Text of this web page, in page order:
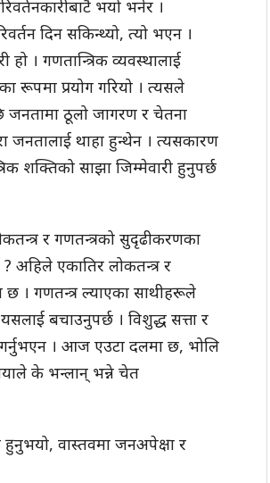
भयो भनेर ।
दिन सकिन्थ्यो, त्यो भएन ।
। गणतान्त्रिक व्यवस्थालाई
रूपमा प्रयोग गरियो । त्यसले
जनतामा ठूलो जागरण र चेतना
जनतालाई थाहा हुन्थेन । त्यसकारण
शक्तिको साझा जिम्मेवारी हुनुपर्छ
र गणतन्त्रको सुदृढीकरणका
अहिले एकातिर लोकतन्त्र र
। गणतन्त्र ल्याएका साथीहरूले
बचाउनुपर्छ । विशुद्ध सत्ता र
गर्नुभएन । आज एउटा दलमा छ, भोलि
के भन्लान् भन्ने चेत
वास्तवमा जनअपेक्षा र